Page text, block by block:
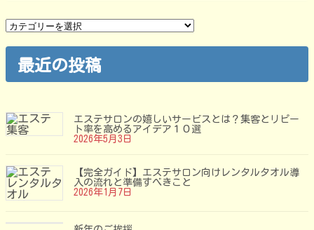
Blog
カ
テ
ー
最近の投稿
エステサロンの嬉しいサービスとは？集客とリピー
ト率を高めるアイデア１０選
2026年5月3日
【完全ガイド】エステサロン向けレンタルタオル導
入の流れと準備すべきこと
2026年1月7日